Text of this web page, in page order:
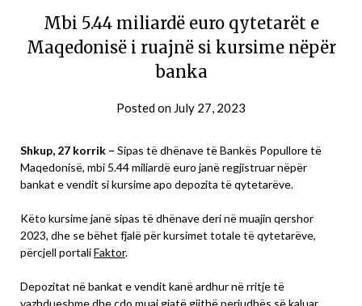
Mbi 5.44 miliardë euro qytetarët e
Maqedonisë i ruajnë si kursime nëpër
banka
Posted on July 27, 2023
Shkup, 27 korrik – Sipas të dhënave të Bankës Popullore të
Maqedonisë, mbi 5.44 miliardë euro janë regjistruar nëpër
bankat e vendit si kursime apo depozita të qytetarëve.
Këto kursime janë sipas të dhënave deri në muajin qershor
2023, dhe se bëhet fjalë për kursimet totale të qytetarëve,
përcjell portaliFaktor.
Depozitat në bankat e vendit kanë ardhur në rritje të